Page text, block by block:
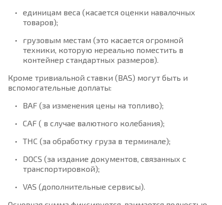
единицам веса (касается оценки навалочных
товаров);
грузовым местам (это касается огромной
техники, которую нереально поместить в
контейнер стандартных размеров).
Кроме тривиальной ставки (BAS) могут быть и
вспомогательные доплаты:
BAF (за изменения цены на топливо);
CAF ( в случае валютного колебания);
THC (за обработку груза в терминале);
DOCS (за издание документов, связанных с
транспортировкой);
VAS (дополнительные сервисы).